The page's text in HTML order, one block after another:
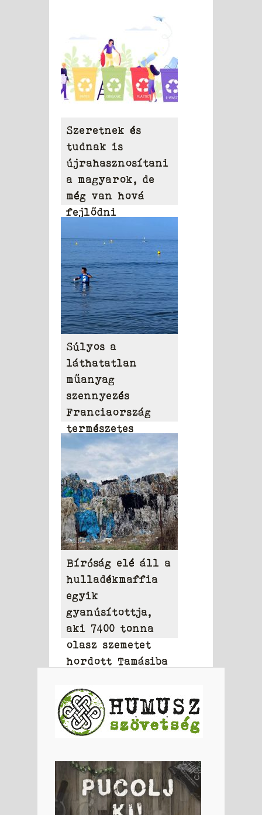
Szeretnek és
tudnak is
újrahasznosítani
a magyarok, de
még van hová
fejlődni
Súlyos a
láthatatlan
műanyag
szennyezés
Franciaország
természetes
vizeiben
Bíróság elé áll a
hulladékmaffia
egyik
gyanúsítottja,
aki 7400 tonna
olasz szemetet
hordott Tamásiba